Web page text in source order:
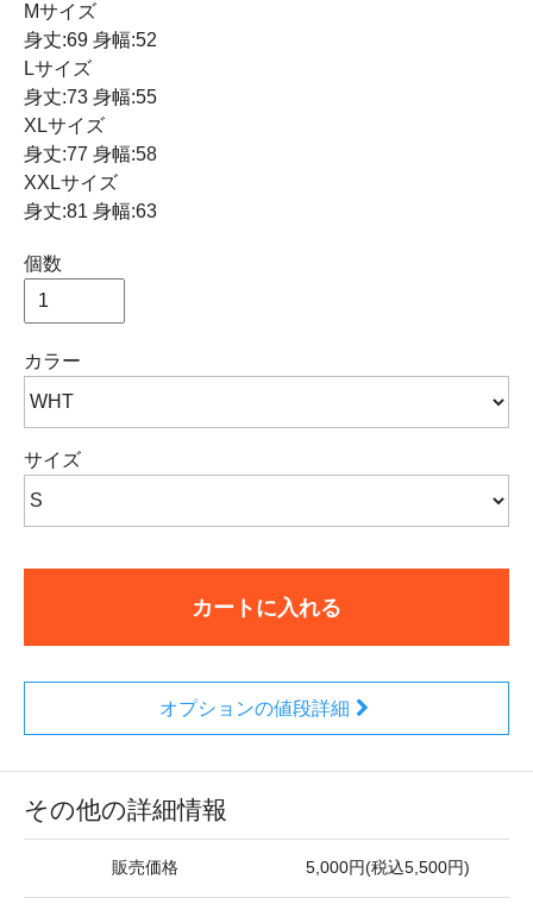
Mサイズ
身丈:69 身幅:52
Lサイズ
身丈:73 身幅:55
XLサイズ
身丈:77 身幅:58
XXLサイズ
身丈:81 身幅:63
個数
カラー
サイズ
カートに入れる
オプションの値段詳細
その他の詳細情報
販売価格 5,000円(税込5,500円)